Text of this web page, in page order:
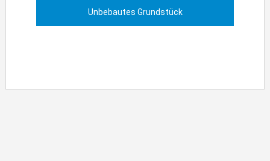
Unbebautes Grundstück